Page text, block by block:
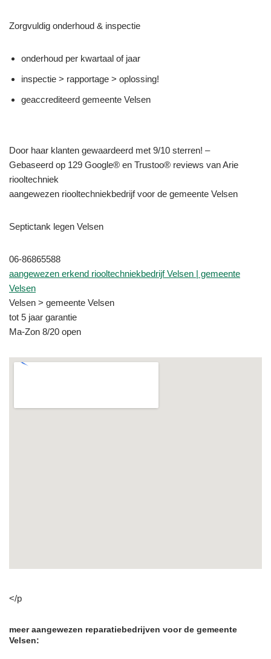
Zorgvuldig onderhoud & inspectie
onderhoud per kwartaal of jaar
inspectie > rapportage > oplossing!
geaccrediteerd gemeente Velsen
Door haar klanten gewaardeerd met 9/10 sterren! –
Gebaseerd op 129 Google® en Trustoo® reviews van Arie
riooltechniek
aangewezen riooltechniekbedrijf voor de gemeente Velsen
Septictank legen Velsen
06-86865588
aangewezen erkend riooltechniekbedrijf Velsen | gemeente
Velsen
Velsen > gemeente Velsen
tot 5 jaar garantie
Ma-Zon 8/20 open
</p
meer aangewezen reparatiebedrijven voor de gemeente
Velsen: